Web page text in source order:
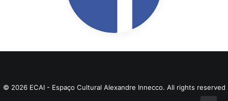
© 2026 ECAI - Espaço Cultural Alexandre Innecco. All rights reserved